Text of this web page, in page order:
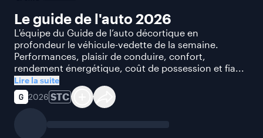
Le guide de l'auto 2026
L'équipe du Guide de l’auto décortique en
profondeur le véhicule-vedette de la semaine.
Performances, plaisir de conduire, confort,
rendement énergétique, coût de possession et fia...
Lire la suite
2026 STC